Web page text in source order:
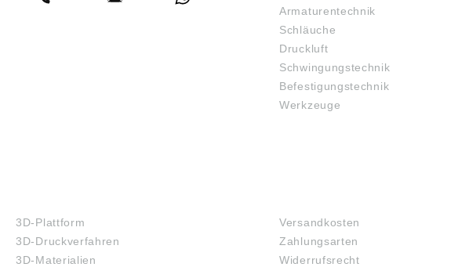
Armaturentechnik
Schläuche
Druckluft
Schwingungstechnik
Befestigungstechnik
Werkzeuge
3D-Plattform
3D-Druckverfahren
3D-Materialien
Versandkosten
Zahlungsarten
Widerrufsrecht